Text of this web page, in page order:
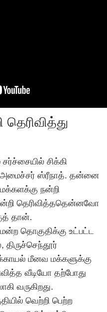
சிக்கி
அமைச்சர் ஸ்ரீநாத். தன்னை
நன்றி
தெரிவித்ததென்னவோ
தான்.
தொகுதிக்கு உட்பட்ட
திருச்செந்தூர்
மீனவ மக்களுக்கு
வீடியோ தற்போது
வருகிறது.
வெற்றி பெற்ற